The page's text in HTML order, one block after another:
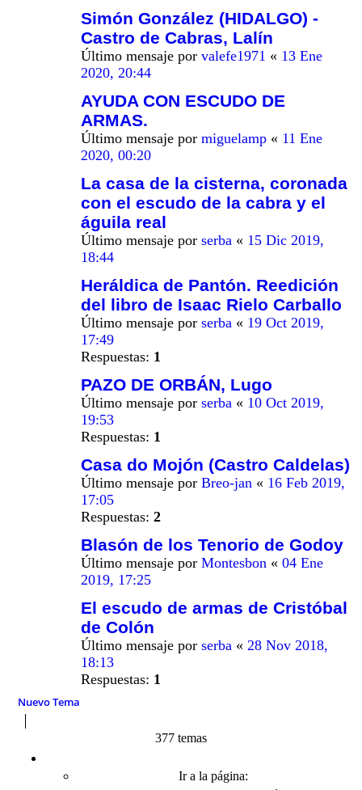
Simón González (HIDALGO) -
Castro de Cabras, Lalín
Último mensaje por valefe1971 « 13 Ene
2020, 20:44
AYUDA CON ESCUDO DE
ARMAS.
Último mensaje por miguelamp « 11 Ene
2020, 00:20
La casa de la cisterna, coronada
con el escudo de la cabra y el
águila real
Último mensaje por serba « 15 Dic 2019,
18:44
Heráldica de Pantón. Reedición
del libro de Isaac Rielo Carballo
Último mensaje por serba « 19 Oct 2019,
17:49
Respuestas: 1
PAZO DE ORBÁN, Lugo
Último mensaje por serba « 10 Oct 2019,
19:53
Respuestas: 1
Casa do Mojón (Castro Caldelas)
Último mensaje por Breo-jan « 16 Feb 2019,
17:05
Respuestas: 2
Blasón de los Tenorio de Godoy
Último mensaje por Montesbon « 04 Ene
2019, 17:25
El escudo de armas de Cristóbal
de Colón
Último mensaje por serba « 28 Nov 2018,
18:13
Respuestas: 1
Nuevo Tema
377 temas
Ir a la página: